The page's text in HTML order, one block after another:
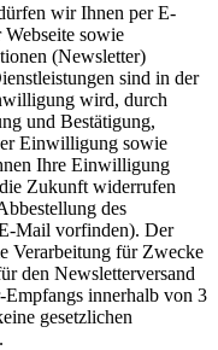
wir Ihnen per E-
sowie
(Newsletter)
sind in der
wird, durch
und Bestätigung,
Einwilligung sowie
Ihre Einwilligung
Zukunft widerrufen
des
Mail vorfinden). Der
Verarbeitung für Zwecke
den Newsletterversand
innerhalb von 3
gesetzlichen